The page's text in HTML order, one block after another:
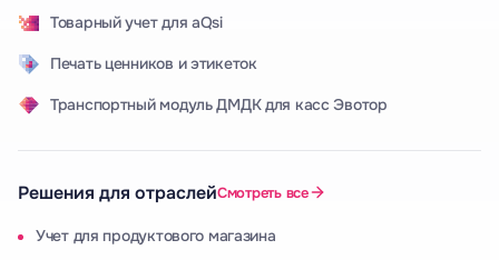
Товарный учет для aQsi
Печать ценников и этикеток
Транспортный модуль ДМДК для касс Эвотор
Решения для отраслейСмотреть все
Учет для продуктового магазина